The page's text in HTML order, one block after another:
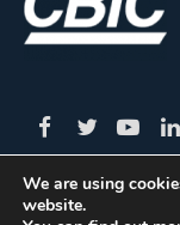
We are using
website.